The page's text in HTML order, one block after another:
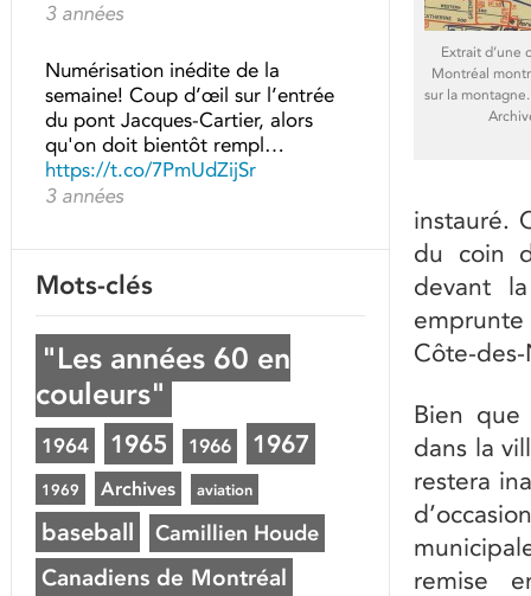
Extrait d’une
Montréal
sur la
instauré.
du coin
devant
Côte-
Bien que
dans la
restera
remise
3 années
Numérisation inédite de la
semaine! Coup d’œil sur l’entrée
du pont Jacques-Cartier, alors
qu'on doit bientôt rempl…
https://t.co/7PmUdZijSr
3 années
Mots-clés
"Les années 60 en
couleurs"
1964 1965 1966 1967
1969 Archives aviation
baseball Camillien Houde
Canadiens de Montréal